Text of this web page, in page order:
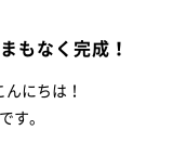
もなく完成！
にちは！
す。
タログ請求